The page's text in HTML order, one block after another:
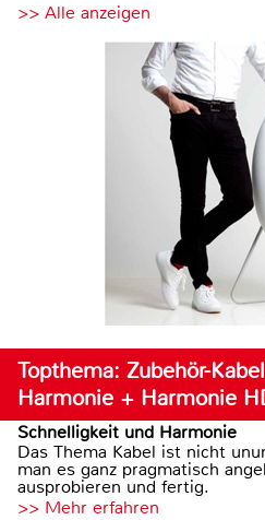
>> Alle anzeigen
Topthema: Zubehör-
Harmonie + Harmonie
Schnelligkeit und Harmonie
Das Thema Kabel ist nicht
man es ganz pragmatisch
ausprobieren und fertig.
>> Mehr erfahren